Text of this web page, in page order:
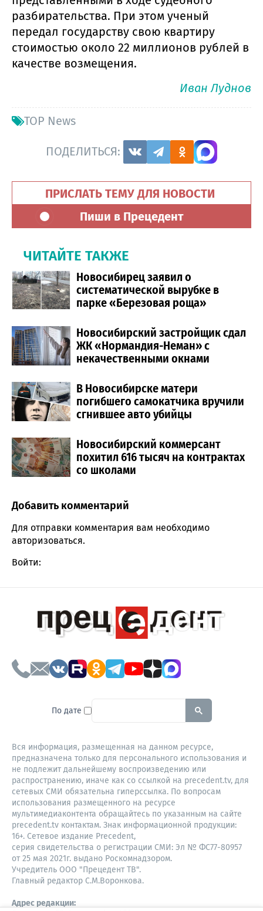
разбирательства. При этом ученый
передал государству свою квартиру
стоимостью около 22 миллионов рублей в
качестве возмещения.
Иван Луднов
TOP News
ПОДЕЛИТЬСЯ:
ПРИСЛАТЬ ТЕМУ ДЛЯ НОВОСТИ
Пиши в Прецедент
ЧИТАЙТЕ ТАКЖЕ
Новосибирец заявил о
систематической вырубке в
парке «Березовая роща»
Новосибирский застройщик сдал
ЖК «Нормандия-Неман» с
некачественными окнами
В Новосибирске матери
погибшего самокатчика вручили
сгнившее авто убийцы
Новосибирский коммерсант
похитил 616 тысяч на контрактах
со школами
Comment section
Добавить комментарий
Для отправки комментария вам необходимо
авторизоваться.
Войти:
По дате To search this site, enter a
Вся информация, размещенная на данном ресурсе,
предназначена только для персонального использования и
не подлежит дальнейшему воспроизведению или
распространению, иначе как со ссылкой на precedent.tv, для
сетевых СМИ обязательна гиперссылка. По вопросам
использования размещенного на ресурсе
мультимедиаконтента обращайтесь по указанным на сайте
precedent.tv контактам. Знак информационной продукции:
16+. Сетевое издание Precedent,
серия свидетельства о регистрации СМИ: Эл № ФС77-80957
от 25 мая 2021г. выдано Роскомнадзором.
Учредитель ООО "Прецедент ТВ".
Главный редактор С.М.Воронкова.
Адрес редакции: